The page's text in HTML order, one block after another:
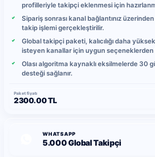
profilleriyle takipçi eklenmesi için
Sipariş sonrası kanal bağlantınız
takip işlemi gerçekleştirilir.
Global takipçi paketi, kalıcılığı daha
isteyen kanallar için uygun seçeneklerden
Olası algoritma kaynaklı eksilmelerde 30
desteği sağlanır.
Paket fiyatı
2300.00 TL
WHATSAPP
5.000 Global Takipçi